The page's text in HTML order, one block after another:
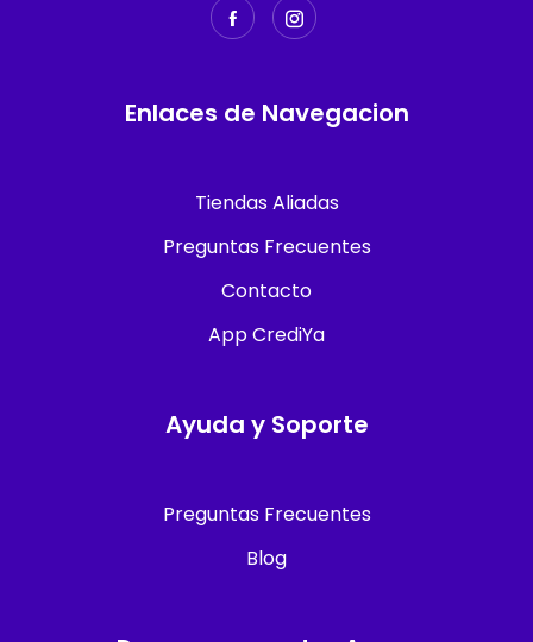
Enlaces de Navegacion
Tiendas Aliadas
Preguntas Frecuentes
Contacto
App CrediYa
Ayuda y Soporte
Preguntas Frecuentes
Blog